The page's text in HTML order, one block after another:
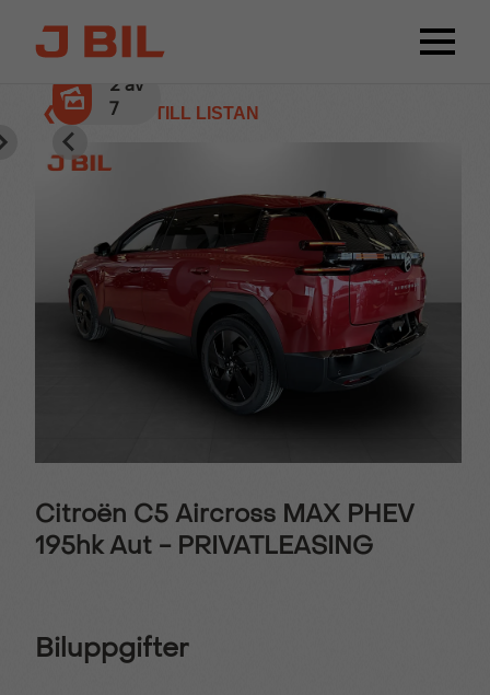
❮ TILLBAKA TILL LISTAN
2av
7
Citroën C5 Aircross MAX PHEV
195hk Aut - PRIVATLEASING
Biluppgifter